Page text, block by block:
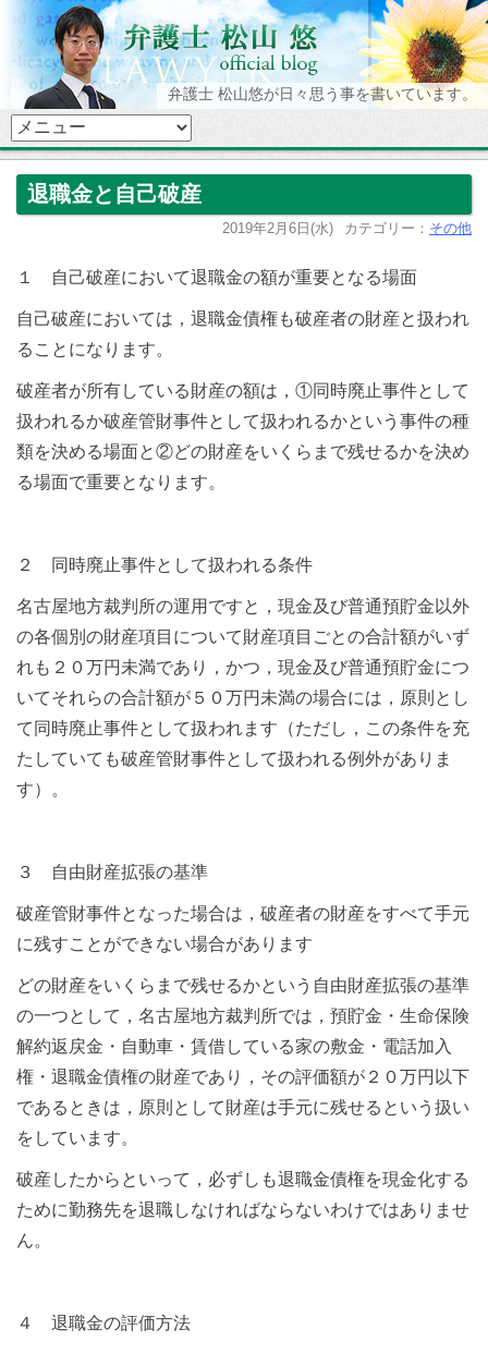
弁護士 松山悠が日々思う事を書いています。
退職金と自己破産
2019年2月6日(水) カテゴリー： その他
１ 自己破産において退職金の額が重要となる場面
自己破産においては，退職金債権も破産者の財産と扱われ
ることになります。
破産者が所有している財産の額は，①同時廃止事件として
扱われるか破産管財事件として扱われるかという事件の種
類を決める場面と②どの財産をいくらまで残せるかを決め
る場面で重要となります。
２ 同時廃止事件として扱われる条件
名古屋地方裁判所の運用ですと，現金及び普通預貯金以外
の各個別の財産項目について財産項目ごとの合計額がいず
れも２０万円未満であり，かつ，現金及び普通預貯金につ
いてそれらの合計額が５０万円未満の場合には，原則とし
て同時廃止事件として扱われます（ただし，この条件を充
たしていても破産管財事件として扱われる例外がありま
す）。
３ 自由財産拡張の基準
破産管財事件となった場合は，破産者の財産をすべて手元
に残すことができない場合があります
どの財産をいくらまで残せるかという自由財産拡張の基準
の一つとして，名古屋地方裁判所では，預貯金・生命保険
解約返戻金・自動車・賃借している家の敷金・電話加入
権・退職金債権の財産であり，その評価額が２０万円以下
であるときは，原則として財産は手元に残せるという扱い
をしています。
破産したからといって，必ずしも退職金債権を現金化する
ために勤務先を退職しなければならないわけではありませ
ん。
４ 退職金の評価方法